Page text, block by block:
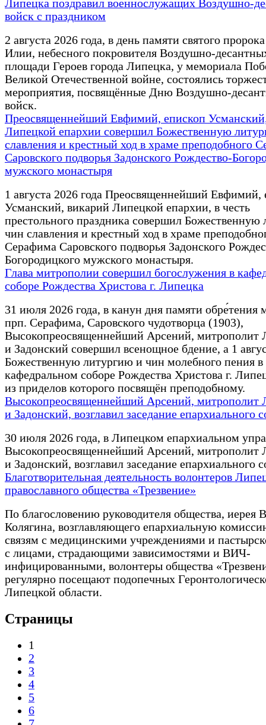
Липецка поздравил военнослужащих Воздушно-
войск с праздником
2 августа 2026 года, в день памяти святого
Илии, небесного покровителя Воздушно-
площади Героев города Липецка, у мемориала
Великой Отечественной войне, состоялись
мероприятия, посвящённые Дню Воздушно-
войск.
Преосвященнейший Евфимий, епископ
Липецкой епархии совершил Божественную
славления и крестный ход в храме преподобного
Саровского подворья Задонского Рождество-
мужского монастыря
1 августа 2026 года Преосвященнейший Евфимий,
Усманский, викарий Липецкой епархии, в честь
престольного праздника совершил Божественную
чин славления и крестный ход в храме
Серафима Саровского подворья Задонского
Богородицкого мужского монастыря.
Глава митрополии совершил богослужения в
соборе Рождества Христова г. Липецка
31 июля 2026 года, в канун дня памяти обре́тения
прп. Серафима, Саровского чудотворца (1903),
Высокопреосвященнейший Арсений, митрополит
и Задонский совершил всенощное бдение, а 1
Божественную литургию и чин молебного пения в
кафедральном соборе Рождества Христова г.
из приделов которого посвящён преподобному.
Высокопреосвященнейший Арсений, митрополит
и Задонский, возглавил заседание епархиального
30 июля 2026 года, в Липецком епархиальном
Высокопреосвященнейший Арсений, митрополит
и Задонский, возглавил заседание епархиального
Благотворительная деятельность волонтеров
православного общества «Трезвение»
По благословению руководителя общества, иерея
Колягина, возглавляющего епархиальную
связям с медицинскими учреждениями и
с лицами, страдающими зависимостями и ВИЧ-
инфицированными, волонтеры общества
регулярно посещают подопечных
Липецкой области.
Страницы
1
2
3
4
5
6